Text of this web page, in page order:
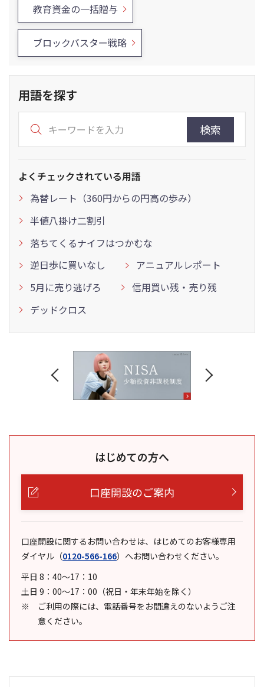
教育資金の一括贈与
ブロックバスター戦略
用語を探す
検索
よくチェックされている用語
為替レート（360円からの円高の歩み）
半値八掛け二割引
落ちてくるナイフはつかむな
逆日歩に買いなし
アニュアルレポート
5月に売り逃げろ
信用買い残・売り残
デッドクロス
はじめての方へ
口座開設のご案内
口座開設に関するお問い合わせは、はじめてのお客様専用
ダイヤル （0120-566-166） へお問い合わせください。
平日 8：40～17：10
土日 9：00～17：00（祝日・年末年始を除く）
ご利用の際には、電話番号をお間違えのないようご注
意ください。